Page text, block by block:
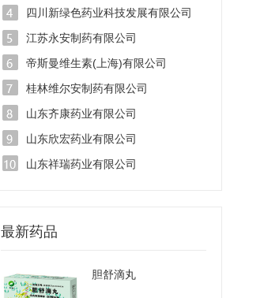
四川新绿色药业科技发展有限公司
江苏永安制药有限公司
帝斯曼维生素(上海)有限公司
桂林维尔安制药有限公司
山东齐康药业有限公司
山东欣宏药业有限公司
山东祥瑞药业有限公司
最新药品
胆舒滴丸